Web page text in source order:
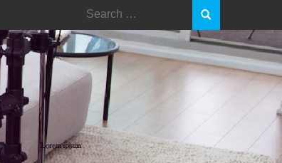
Search